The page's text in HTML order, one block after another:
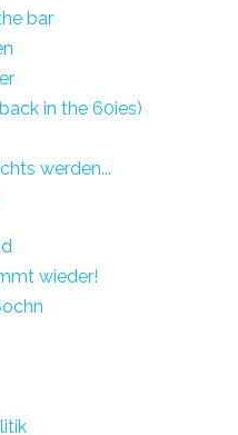
bar
in the 60ies)
werden...
wieder!